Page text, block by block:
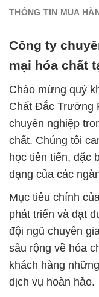
THÔNG TIN MUA
Công ty
mại hóa chất
Chào mừng quý
Chất Đắc Trường
chuyên nghiệp
chất. Chúng tôi
học tiên tiến, đặc
dạng của các
Mục tiêu chính
phát triển và đạt
đội ngũ chuyên
sâu rộng về hóa
khách hàng
dịch vụ hoàn hảo.